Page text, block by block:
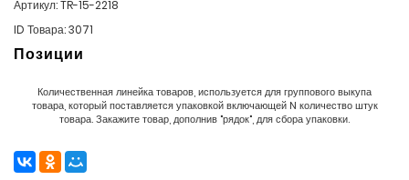
Артикул: TR-15-2218
ID Товара: 3071
Позиции
Количественная линейка товаров, используется для группового выкупа
товара, который поставляется упаковкой включающей N количество штук
товара. Закажите товар, дополнив "рядок", для сбора упаковки.